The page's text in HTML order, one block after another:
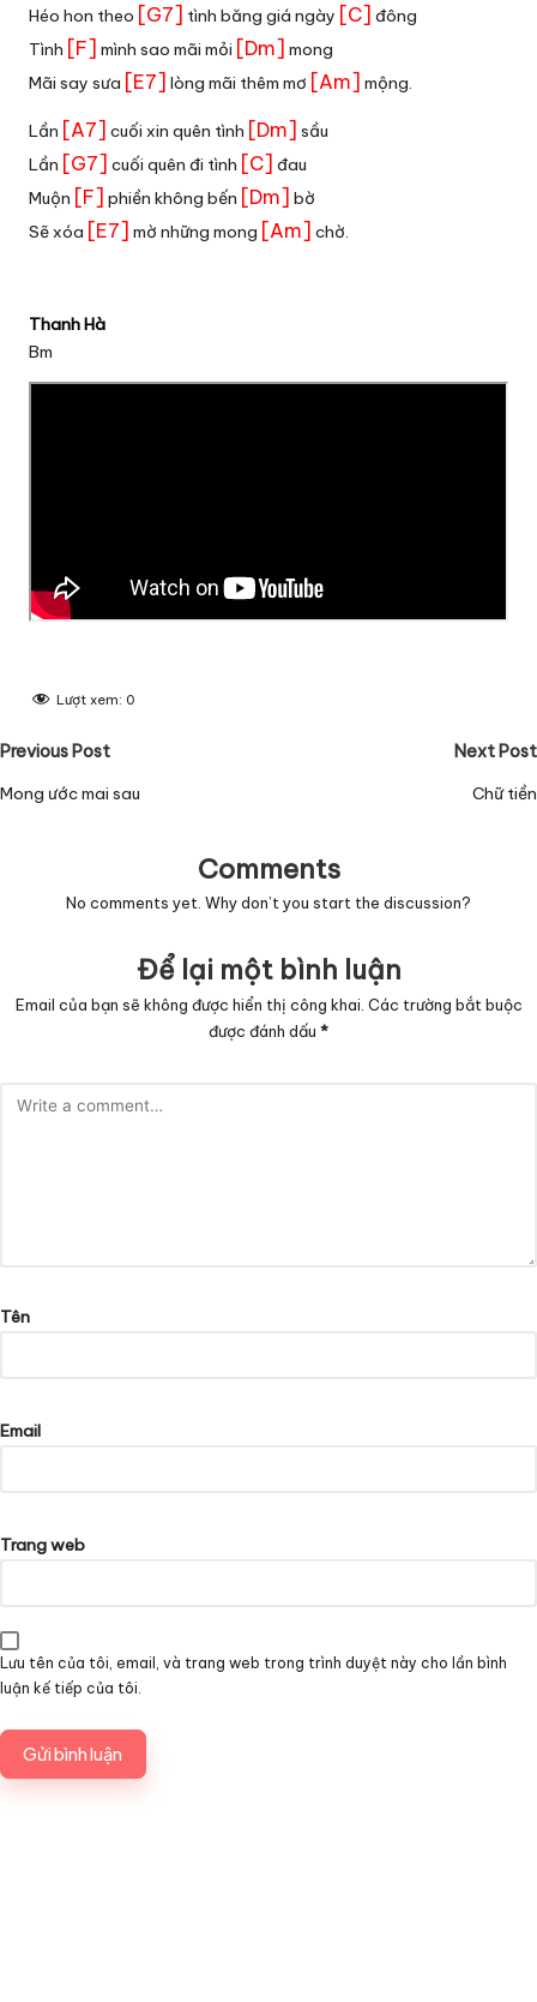
Héo hon theo [G7] tình băng giá ngày [C] đông
Tình [F] mình sao mãi mỏi [Dm] mong
Mãi say sưa [E7] lòng mãi thêm mơ [Am] mộng.
Lần [A7] cuối xin quên tình [Dm] sầu
Lần [G7] cuối quên đi tình [C] đau
Muộn [F] phiền không bến [Dm] bờ
Sẽ xóa [E7] mờ những mong [Am] chờ.
Thanh Hà
Bm
Lượt xem: 0
Post
navigation
Previous Post
Mong ước mai sau
Next Post
Chữ tiền
Comments
No comments yet. Why don’t you start the discussion?
Để lại một bình luận
Email của bạn sẽ không được hiển thị công khai. Các trường bắt buộc
được đánh dấu *
Tên
Email
Trang web
Lưu tên của tôi, email, và trang web trong trình duyệt này cho lần bình
luận kế tiếp của tôi.